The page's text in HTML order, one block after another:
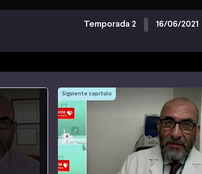
Temporada 2 16/06/2021
Siguiente capítulo